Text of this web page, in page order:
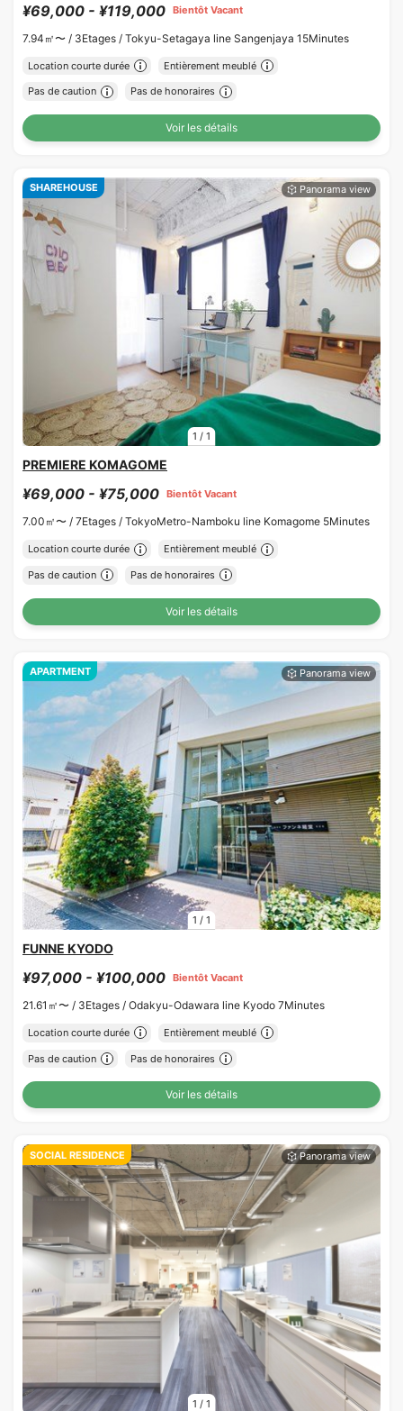
¥69,000 - ¥119,000 Bientôt Vacant
7.94㎡〜 / 3Etages / Tokyu-Setagaya line Sangenjaya 15Minutes
Location courte durée Entièrement meublé
Pas de caution Pas de honoraires
Voir les détails
1 / 1
SHAREHOUSE
PREMIERE KOMAGOME
¥69,000 - ¥75,000 Bientôt Vacant
7.00㎡〜 / 7Etages / TokyoMetro-Namboku line Komagome 5Minutes
Location courte durée Entièrement meublé
Pas de caution Pas de honoraires
Voir les détails
1 / 1
APARTMENT
FUNNE KYODO
¥97,000 - ¥100,000 Bientôt Vacant
21.61㎡〜 / 3Etages / Odakyu-Odawara line Kyodo 7Minutes
Location courte durée Entièrement meublé
Pas de caution Pas de honoraires
Voir les détails
1 / 1
SOCIAL RESIDENCE